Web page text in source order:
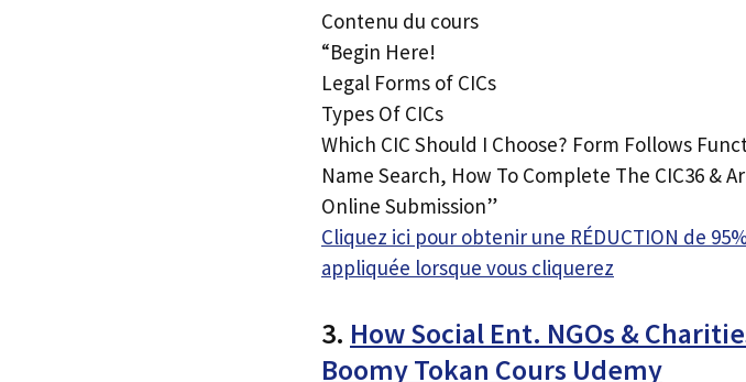
Contenu du cours
“Begin Here!
Legal Forms of CICs
Types Of CICs
Which CIC Should I Choose? Form Follows
Name Search, How To Complete The CIC36 &
Online Submission”
Cliquez ici pour obtenir une RÉDUCTION de
appliquée lorsque vous cliquerez
3. How Social Ent. NGOs &
Boomy Tokan Cours Udemy